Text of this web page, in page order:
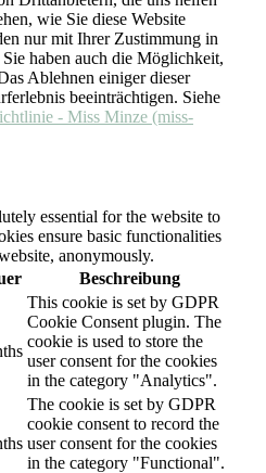
wie Sie diese Website
nur mit Ihrer Zustimmung in
haben auch die Möglichkeit,
Ablehnen einiger dieser
beeinträchtigen. Siehe
- Miss Minze (miss-
essential for the website to
ensure basic functionalities
anonymously.
Beschreibung
This cookie is set by GDPR
Cookie Consent plugin. The
cookie is used to store the
user consent for the cookies
in the category "Analytics".
The cookie is set by GDPR
cookie consent to record the
user consent for the cookies
in the category "Functional".